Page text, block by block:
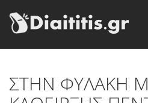
ΣΤΗΝ ΦΥΛΑΚΗ